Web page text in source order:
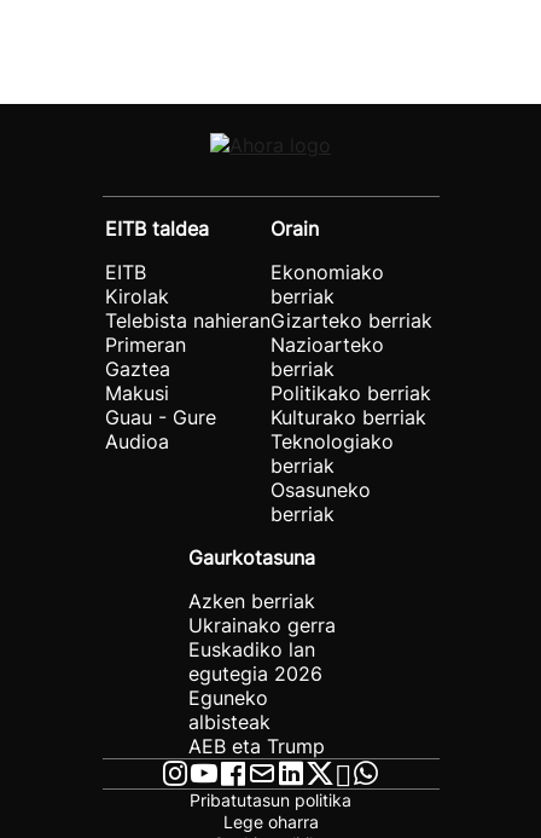
EITB taldea
EITB
Kirolak
Telebista nahieran
Primeran
Gaztea
Makusi
Guau - Gure
Audioa
Orain
Ekonomiako
berriak
Gizarteko berriak
Nazioarteko
berriak
Politikako berriak
Kulturako berriak
Teknologiako
berriak
Osasuneko
berriak
Gaurkotasuna
Azken berriak
Ukrainako gerra
Euskadiko lan
egutegia 2026
Eguneko
albisteak
AEB eta Trump
Pribatutasun politika
Lege oharra